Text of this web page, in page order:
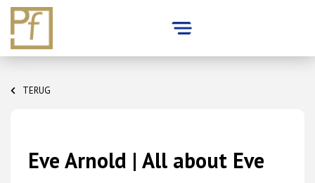
content
TERUG
Eve Arnold | All about Eve